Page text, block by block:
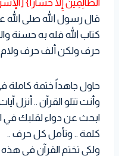
الظَّالِمِينَ إِلاَّ خَسَاراً} [الإسراء
قال رسول الله صلى الله
كتاب الله فله به حسنة
حرف ولكن ألف حرف
حاول جاهداً ختمة كاملة
وأنت تتلو القرآن .. أنزل
ابحث عن دواء لقلبك في
كلمة .. وتأمل كل حرف ..
ولكي تختم القرآن في هذه